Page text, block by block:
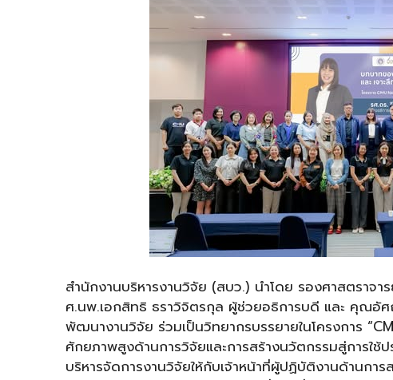
สำนักงานบริหารงานวิจัย (สบว.) นำโดย รองศาสตรา
ศ.นพ.เอกสิทธิ ธราวิจิตรกุล ผู้ช่วยอธิการบดี และ คุณอั
พัฒนางานวิจัย ร่วมเป็นวิทยากรบรรยายในโครงการ
ศักยภาพสูงด้านการวิจัยและการสร้างนวัตกรรมสู่การใช้
บริหารจัดการงานวิจัยให้กับเจ้าหน้าที่ผู้ปฏิบัติงานด้านก